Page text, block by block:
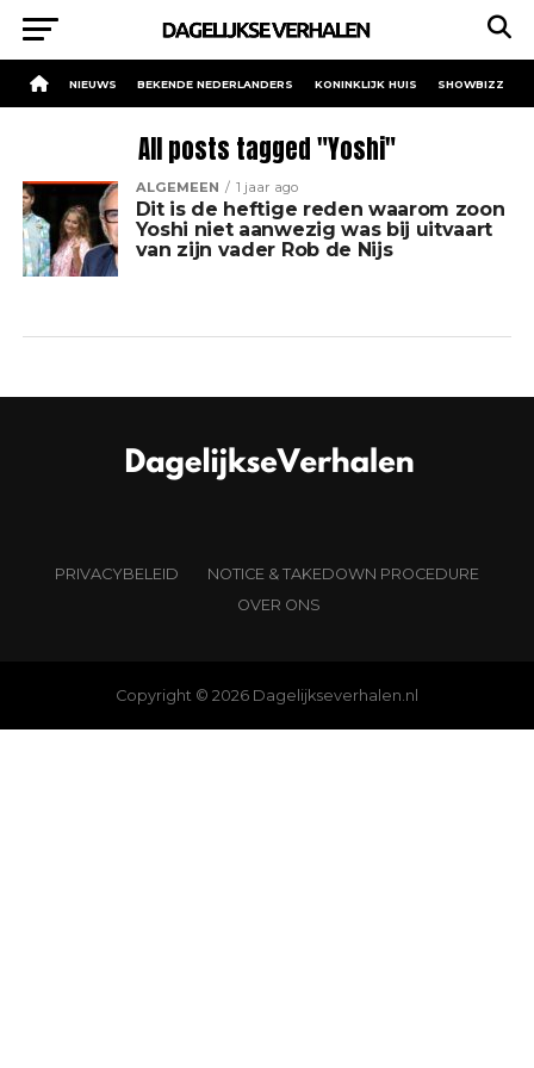
NIEUWS BEKENDE NEDERLANDERS KONINKLIJK HUIS SHOWBIZZ
All posts tagged "Yoshi"
ALGEMEEN 1 jaar ago
Dit is de heftige reden waarom zoon
Yoshi niet aanwezig was bij uitvaart
van zijn vader Rob de Nijs
PRIVACYBELEID
NOTICE & TAKEDOWN PROCEDURE
OVER ONS
Copyright © 2026 Dagelijkseverhalen.nl